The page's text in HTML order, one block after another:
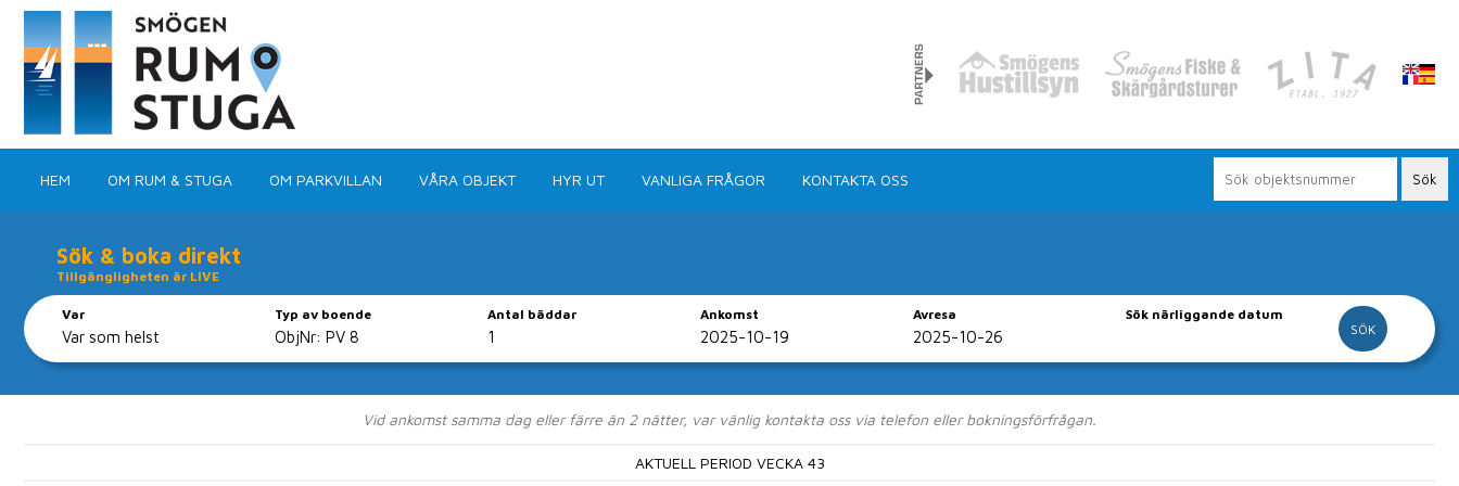
HEM OM RUM & STUGA OM PARKVILLAN VÅRA OBJEKT HYR UT VANLIGA FRÅGOR KONTAKTA OSS
Sök & boka direkt
Tillgängligheten är LIVE
Var Typ av boende Antal bäddar Ankomst Avresa Sök närliggande datum
Boka ditt boende direkt via vår hemsida
Med ca 100 objekt runt om i kommunen har vi dom flesta typer av hus, stugor och lägenheter.
Vid ankomst samma dag eller färre än 2 nätter, var vänlig kontakta oss via telefon eller bokningsförfrågan.
AKTUELL PERIOD VECKA 43